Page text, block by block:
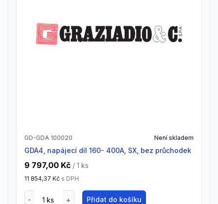
GD-GDA 100020 Není skladem
GDA4, napájecí díl 160- 400A, SX, bez průchodek
9 797,00 Kč / 1 ks
11 854,37 Kč s DPH
Přidat do košíku